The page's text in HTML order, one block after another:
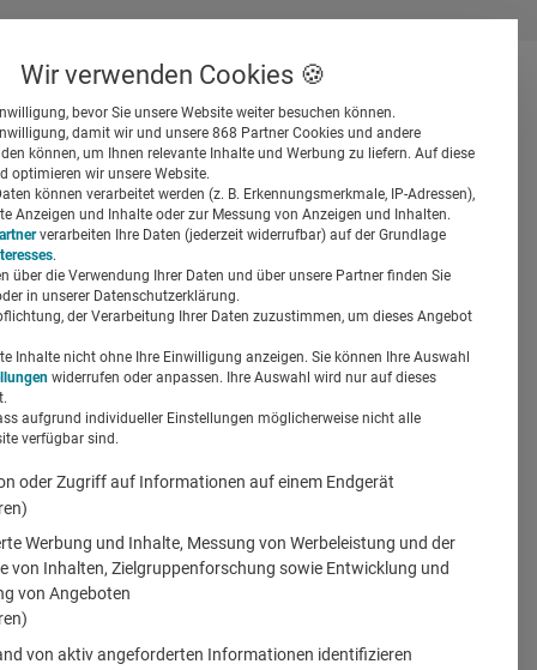
Suchen
Wir verwenden Cookies 🍪
bevor Sie unsere Website weiter besuchen können.
damit wir und unsere 868 Partner Cookies und andere
können, um Ihnen relevante Inhalte und Werbung zu liefern. Auf diese
optimieren wir unsere Website.
können verarbeitet werden (z. B. Erkennungsmerkmale, IP-Adressen),
Anzeigen und Inhalte oder zur Messung von Anzeigen und Inhalten.
verarbeiten Ihre Daten (jederzeit widerrufbar) auf der Grundlage
.
über die Verwendung Ihrer Daten und über unsere Partner finden Sie
in unserer Datenschutzerklärung.
der Verarbeitung Ihrer Daten zuzustimmen, um dieses Angebot
Inhalte nicht ohne Ihre Einwilligung anzeigen. Sie können Ihre Auswahl
widerrufen oder anpassen. Ihre Auswahl wird nur auf dieses
aufgrund individueller Einstellungen möglicherweise nicht alle
verfügbar sind.
oder Zugriff auf Informationen auf einem Endgerät
Werbung und Inhalte, Messung von Werbeleistung und der
von Inhalten, Zielgruppenforschung sowie Entwicklung und
von Angeboten
von aktiv angeforderten Informationen identifizieren